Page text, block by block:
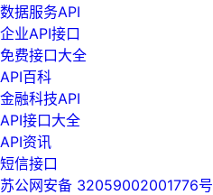
数据服务API
企业API接口
免费接口大全
API百科
金融科技API
API接口大全
API资讯
短信接口
苏公网安备 32059002001776号